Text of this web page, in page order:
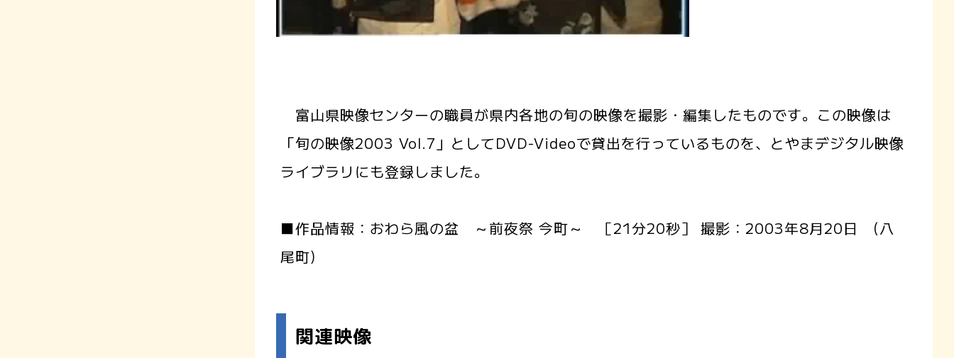
富山県映像センターの職員が県内各地の旬の映像を撮影・編集したものです。この映像は
「旬の映像2003 Vol.7」としてDVD-Videoで貸出を行っているものを、とやまデジタル映像
ライブラリにも登録しました。
■作品情報：おわら風の盆 ～前夜祭 今町～ ［21分20秒］ 撮影：2003年8月20日 (八
尾町)
関連映像